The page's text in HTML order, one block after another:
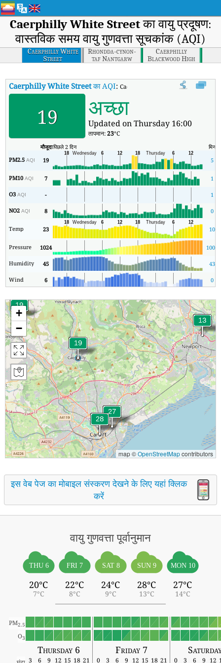
Caerphilly White Streetका वायु प्रदूषण:
वास्तविक समय वायु गुणवत्ता सूचकांक (AQI)
Caerphilly White
Street
Rhondda-cynon-
taf Nantgarw
Caerphilly
Blackwood High
Street
Caerphilly White Streetका AQI:Caerphilly White Street का वास्तविक
19 अच्छा
Updated on Thursday 16:00
तापमान:23°C
मौजूदापिछले 2 दिन मिन
PM2.5AQI 19 5
PM10AQI 7 1
O3AQI - 1
NO2AQI 8 0
Temp 23 10
Pressure 1024 1008
Humidity 45 43
Wind 6 0
+
−
map ©OpenStreetMapcontributors
इस वेब पेज का मोबाइल संस्करण देखने के लिए यहां क्लिक
करें
वायु गुणवत्ता पूर्वानुमान
THU 6
20°C
7°C
FRI 7
22°C
8°C
SAT 8
24°C
9°C
SUN 9
28°C
13°C
MON 10
27°C
14°C
PM2.5
O3
Thursday 6 Friday 7
3 6 9 12 15 18 21 0 3 6 9 12 15 18 21 0 3 6 9 12